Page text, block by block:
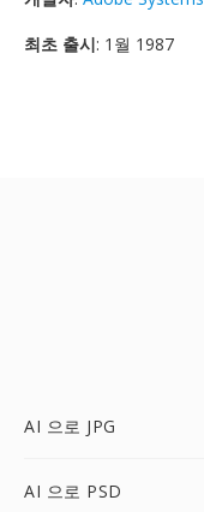
최초 출시: 1월 1987
AI 으로 JPG
AI 으로 PSD